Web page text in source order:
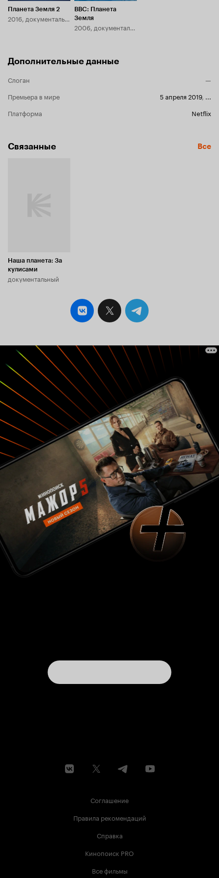
Планета Земля 2
BBC: Планета
Земля
Дополнительные данные
Слоган
—
Премьера в мире
5 апреля 2019,
Платформа
Netflix
Связанные Все
Наша планета: За
кулисами
документальный
Соглашение
Правила рекомендаций
Справка
Кинопоиск PRO
Все фильмы